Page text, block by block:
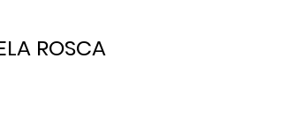
ROSCA